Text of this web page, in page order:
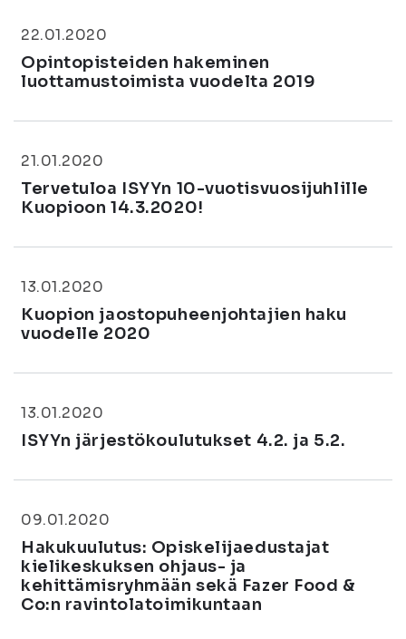
22.01.2020
Opintopisteiden hakeminen
luottamustoimista vuodelta 2019
21.01.2020
Tervetuloa ISYYn 10-vuotisvuosijuhlille
Kuopioon 14.3.2020!
13.01.2020
Kuopion jaostopuheenjohtajien haku
vuodelle 2020
13.01.2020
ISYYn järjestökoulutukset 4.2. ja 5.2.
09.01.2020
Hakukuulutus: Opiskelijaedustajat
kielikeskuksen ohjaus- ja
kehittämisryhmään sekä Fazer Food &
Co:n ravintolatoimikuntaan